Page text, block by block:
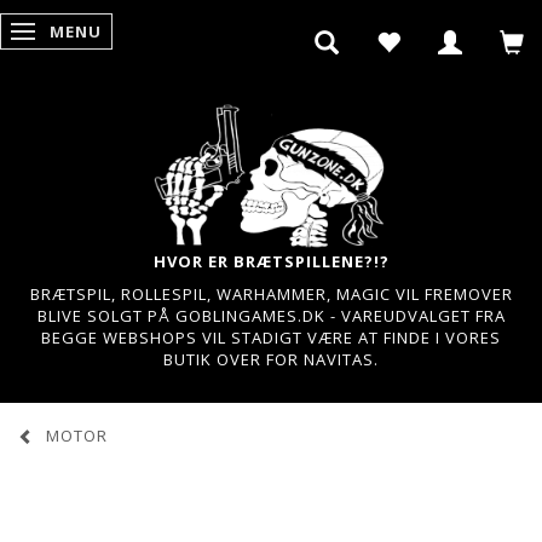
SKIFTE NAVIGATION
MENU
HVOR ER BRÆTSPILLENE?!?
BRÆTSPIL, ROLLESPIL, WARHAMMER, MAGIC VIL FREMOVER
BLIVE SOLGT PÅ GOBLINGAMES.DK - VAREUDVALGET FRA
BEGGE WEBSHOPS VIL STADIGT VÆRE AT FINDE I VORES
BUTIK OVER FOR NAVITAS.
MOTOR